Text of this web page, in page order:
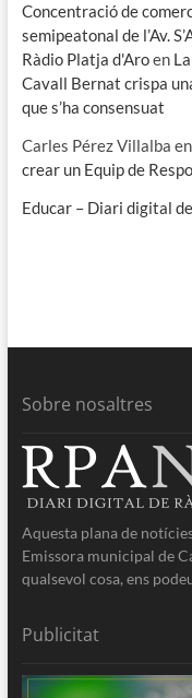
Concentració de
semipeatonal de l’Av.
Ràdio Platja d'Aroen
Cavall Bernat crispa
que s’ha consensuat
Carles Pérez Villalba en
crear un Equip de
Educar – Diari digital
Sobre nosaltres
Aquesta plana de
Emissora municipal de
qualsevol cosa, ens
Publicitat